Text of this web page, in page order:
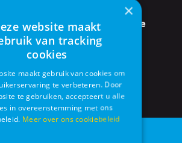
om mijn gegevens te
×
website maakt
van tracking
cookies
maakt gebruik van cookies om
te verbeteren. Door
te gebruiken, accepteert u alle
in overeenstemming met ons
Meer over ons cookiebeleid